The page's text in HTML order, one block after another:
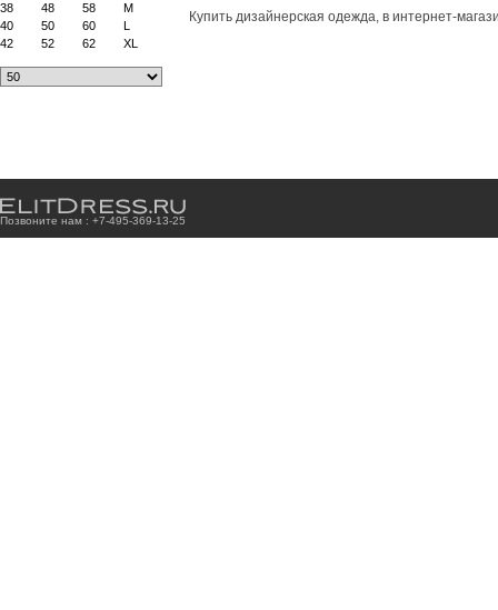
38
48 58
M
40
50 60
L
42
52 62 XL
Купить дизайнерская одежда, в интернет-
Позвоните нам : +7-495-369-13-25